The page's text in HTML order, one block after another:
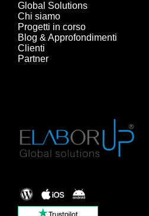
Global Solutions
Chi siamo
Progetti in corso
Blog & Approfondimenti
Clienti
Partner